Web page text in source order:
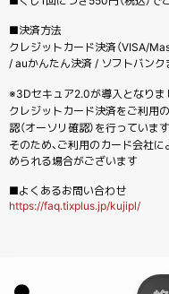
■決済方法
クレジットカード決済（VISA/
/ auかんたん決済 / ソフトバン
※3Dセキュア2.0が導入となりま
クレジットカード決済をご利用
認（オーソリ確認）を行っています
そのため、ご利用のカード会社
められる場合がございます
■よくあるお問い合わせ
https://faq.tixplus.jp/kujipl/